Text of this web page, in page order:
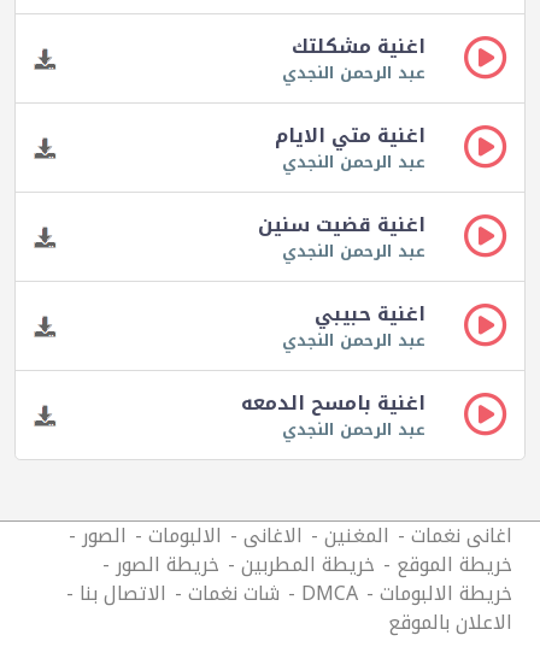
اغنية مشكلتك
عبد الرحمن النجدي
اغنية متي الايام
عبد الرحمن النجدي
اغنية قضيت سنين
عبد الرحمن النجدي
اغنية حبيبي
عبد الرحمن النجدي
اغنية بامسح الدمعه
عبد الرحمن النجدي
اغانى نغمات المغنين الاغانى الالبومات الصور
خريطة الموقع خريطة المطربين خريطة الصور
خريطة الالبومات DMCA شات نغمات الاتصال بنا
الاعلان بالموقع